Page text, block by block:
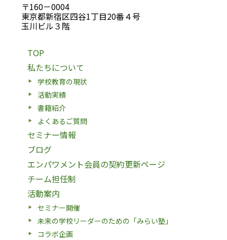
〒160－0004
東京都新宿区四谷1丁目20番４号
玉川ビル３階
TOP
私たちについて
学校教育の現状
活動実績
書籍紹介
よくあるご質問
セミナー情報
ブログ
エンパワメント会員の契約更新ページ
チーム担任制
活動案内
セミナー開催
未来の学校リーダーのための「みらい塾」
コラボ企画